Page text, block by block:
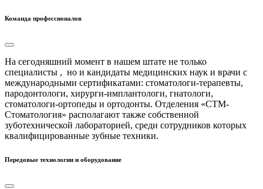
Команда профессионалов
На сегодняшний момент в нашем штате не только
специалисты , но и кандидаты медицинских наук и врачи с
международными сертификатами: стоматологи-терапевты,
пародонтологи, хирурги-имплантологи, гнатологи,
стоматологи-ортопеды и ортодонты. Отделения «СТМ-
Стоматология» располагают также собственной
зуботехнической лабораторией, среди сотрудников которых
квалифицированные зубные техники.
Передовые технологии и оборудование